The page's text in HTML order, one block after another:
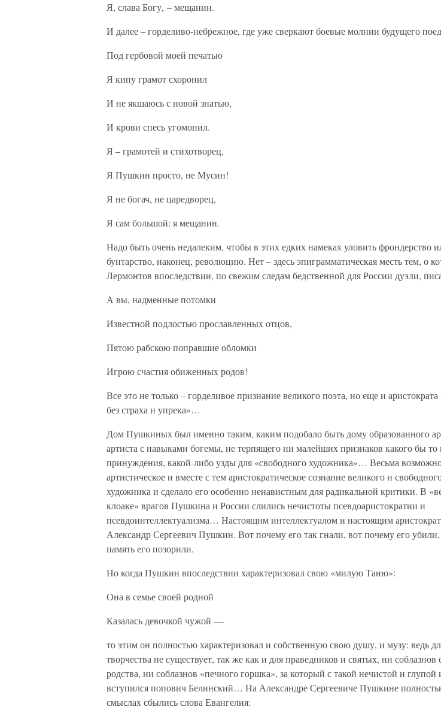
Я, слава Богу, – мещанин.
И далее – горделиво-небрежное, где уже сверкают боевые молнии будущего
Под гербовой моей печатью
Я кипу грамот схоронил
И не якшаюсь с новой знатью,
И крови спесь угомонил.
Я – грамотей и стихотворец,
Я Пушкин просто, не Мусин!
Я не богач, не царедворец,
Я сам большой: я мещанин.
Надо быть очень недалеким, чтобы в этих едких намеках уловить фрондерство
бунтарство, наконец, революцию. Нет – здесь эпиграмматическая месть тем, о
Лермонтов впоследствии, по свежим следам бедственной для России дуэли,
А вы, надменные потомки
Известной подлостью прославленных отцов,
Пятою рабскою поправшие обломки
Игрою счастия обиженных родов!
Все это не только – горделивое признание великого поэта, но еще и
без страха и упрека»…
Дом Пушкиных был именно таким, каким подобало быть дому образованного
артиста с навыками богемы, не терпящего ни малейших признаков какого бы
принуждения, какой-либо узды для «свободного художника»… Весьма
артистическое и вместе с тем аристократическое сознание великого и
художника и сделало его особенно ненавистным для радикальной критики. В
клоаке» врагов Пушкина и России слились нечистоты псевдоаристократии и
псевдоинтеллектуализма… Настоящим интеллектуалом и настоящим
Александр Сергеевич Пушкин. Вот почему его так гнали, вот почему его
память его позорили.
Но когда Пушкин впоследствии характеризовал свою «милую Таню»:
Она в семье своей родной
Казалась девочкой чужой —
то этим он полностью характеризовал и собственную свою душу, и музу: ведь
творчества не существует, так же как и для праведников и святых, ни соблазнов
родства, ни соблазнов «печного горшка», за который с такой нечистой и глупой
вступился попович Белинский… На Александре Сергеевиче Пушкине
смыслах сбылись слова Евангелия: